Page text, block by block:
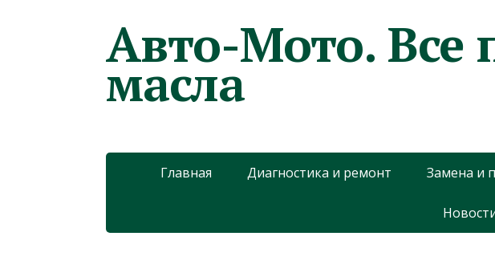
Авто-Мото. Все
масла
Главная Диагностика и ремонт Замена и